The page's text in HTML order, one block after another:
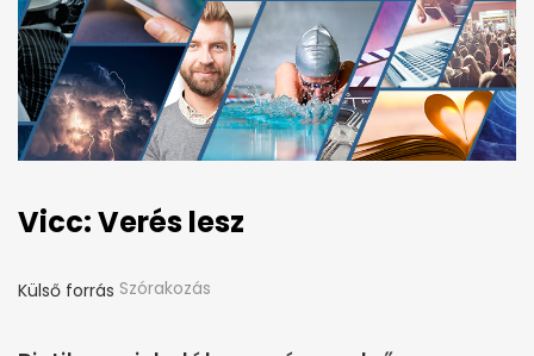
Vicc: Verés lesz
Külső forrás Szórakozás